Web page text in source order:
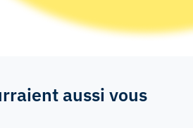
aussi vous